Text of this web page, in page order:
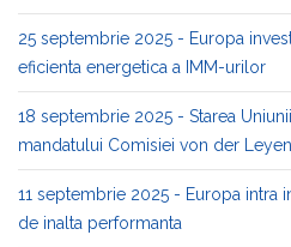
25 septembrie 2025 - Europa
eficienta energetica a IMM-urilor
18 septembrie 2025 - Starea
mandatului Comisiei von der
11 septembrie 2025 - Europa intra
de inalta performanta